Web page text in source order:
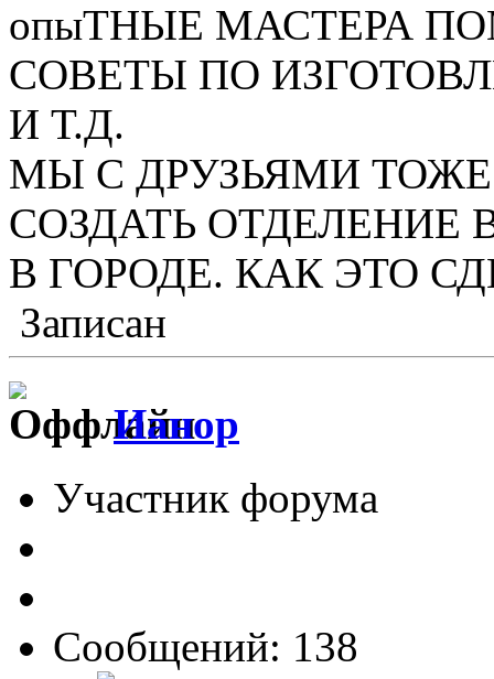
опыТНЫЕ МАСТЕРА
СОВЕТЫ ПО
И Т.Д.
МЫ С ДРУЗЬЯМИ
СОЗДАТЬ ОТДЕЛЕНИЕ
В ГОРОДЕ. КАК ЭТО
Записан
Ианор
Участник форума
Сообщений: 138